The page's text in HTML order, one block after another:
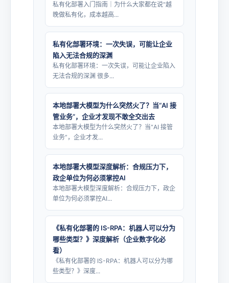
私有化部署入门指南｜为什么大家都在说“越
晚做私有化，成本越高...
私有化部署环境：一次失误，可能让企业
陷入无法合规的深渊
私有化部署环境：一次失误，可能让企业陷入
无法合规的深渊 很多...
本地部署大模型为什么突然火了？当“AI 接
管业务”，企业才发现不敢全交出去
本地部署大模型为什么突然火了？当“AI 接管
业务”，企业才发...
本地部署大模型深度解析：合规压力下，
政企单位为何必须掌控AI
本地部署大模型深度解析：合规压力下，政企
单位为何必须掌控AI...
《私有化部署的 IS-RPA：机器人可以分为
哪些类型？》深度解析（企业数字化必
看）
《私有化部署的 IS-RPA：机器人可以分为哪
些类型？》深度...